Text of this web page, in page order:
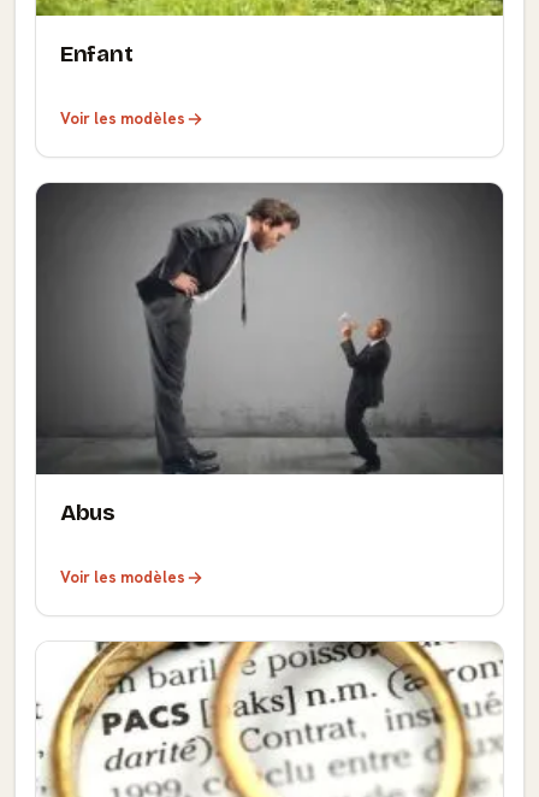
Enfant
Voir les modèles
Abus
Voir les modèles